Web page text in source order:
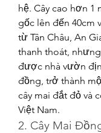
hệ. Cây cao hơn
gốc lên đến 40cm
từ Tân Châu, An
thanh thoát,
được nhà vườn
đồng, trở thành
cây mai đắt đỏ và
Việt Nam.
2. Cây Mai